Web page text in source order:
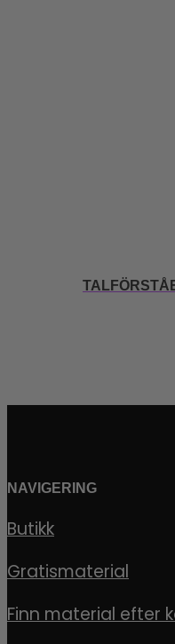
NAVIGERING
Butikk
Gratismaterial
Finn material efter